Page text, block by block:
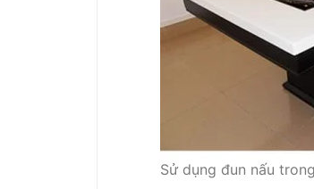
Sử dụng đun nấu